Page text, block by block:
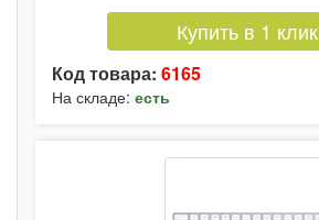
Купить в 1 клик
Код товара: 6165
На складе: есть